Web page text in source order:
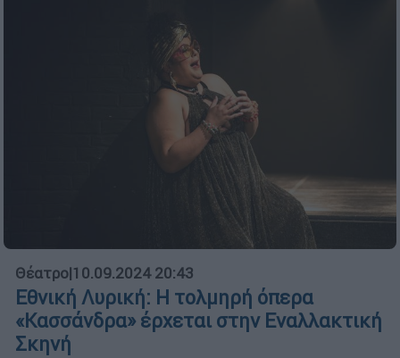
Θέατρο|10.09.2024 20:43
Εθνική Λυρική: Η τολμηρή όπερα
«Κασσάνδρα» έρχεται στην Εναλλακτική
Σκηνή